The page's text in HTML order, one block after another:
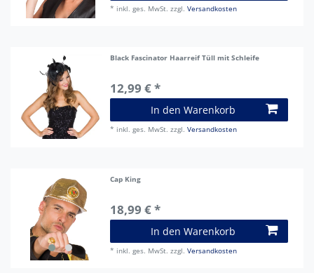
* inkl. ges. MwSt. zzgl.Versandkosten
Black Fascinator Haarreif Tüll mit Schleife
12,99 € *
In den Warenkorb
* inkl. ges. MwSt. zzgl.Versandkosten
Cap King
18,99 € *
In den Warenkorb
* inkl. ges. MwSt. zzgl.Versandkosten